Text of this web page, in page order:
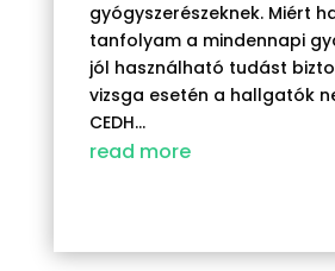
gyógyszerészeknek. Miért
tanfolyam a mindennapi
jól használható tudást
vizsga esetén a hallgatók
CEDH...
read more